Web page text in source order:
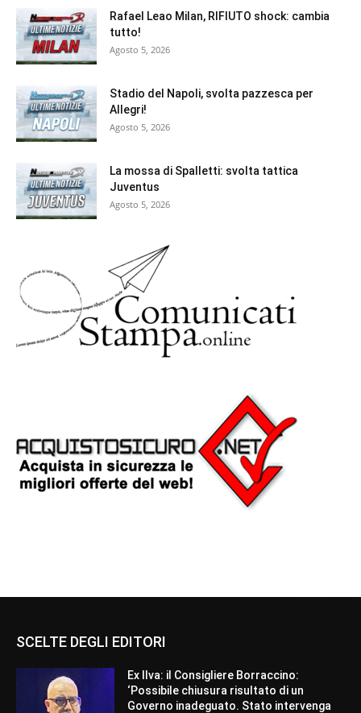
Rafael Leao Milan, RIFIUTO shock: cambia
tutto!
Agosto 5, 2026
Stadio del Napoli, svolta pazzesca per
Allegri!
Agosto 5, 2026
La mossa di Spalletti: svolta tattica
Juventus
Agosto 5, 2026
SCELTE DEGLI EDITORI
Ex Ilva: il Consigliere Borraccino:
‘Possibile chiusura risultato di un
Governo inadeguato. Stato intervenga